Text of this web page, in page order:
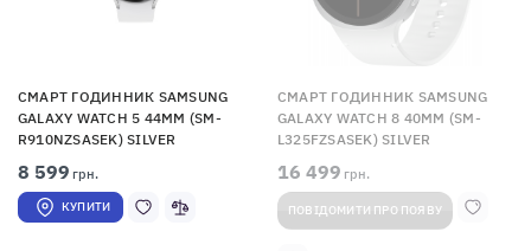
СМАРТ ГОДИННИК SAMSUNG
GALAXY WATCH 5 44MM (SM-
R910NZSASEK) SILVER
8 599 грн.
КУПИТИ
СМАРТ ГОДИННИК SAMSUNG
GALAXY WATCH 8 40MM (SM-
L325FZSASEK) SILVER
16 499 грн.
ПОВІДОМИТИ ПРО ПОЯВУ